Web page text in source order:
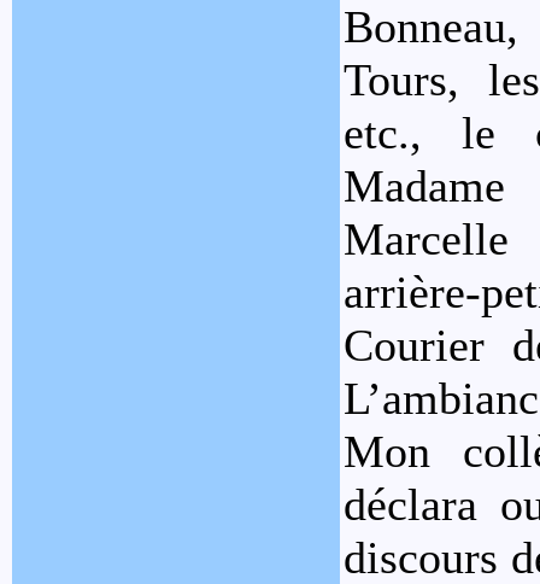
Tours,
etc., le
Madame
arrière-
Courier
Mon
déclara
discours